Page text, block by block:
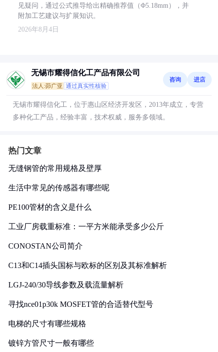
见疑问，通过公式推导给出精确推荐值（Φ5.18mm），并
附加工艺建议与扩展知识。
2026年8月4日
无锡市耀得信化工产品有限公司
法人:茆广亚 通过真实性核验
咨询 进店
无锡市耀得信化工，位于惠山区经济开发区，2013年成立，专营
多种化工产品，经验丰富，技术权威，服务多领域。
热门文章
无缝钢管的常用规格及壁厚
生活中常见的传感器有哪些呢
PE100管材的含义是什么
工业厂房载重标准：一平方米能承受多少公斤
CONOSTAN公司简介
C13和C14插头国标与欧标的区别及其标准解析
LGJ-240/30导线参数及载流量解析
寻找nce01p30k MOSFET管的合适替代型号
电梯的尺寸有哪些规格
镀锌方管尺寸一般有哪些